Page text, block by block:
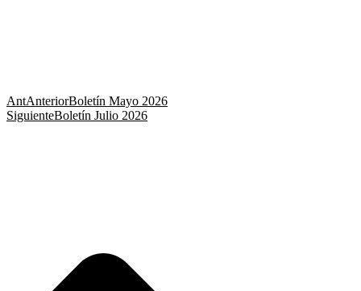
AntAnteriorBoletín Mayo 2026
SiguienteBoletín Julio 2026